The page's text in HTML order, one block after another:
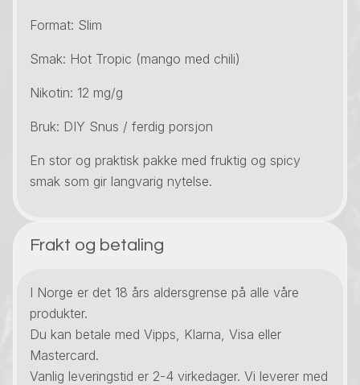
Format: Slim
Smak: Hot Tropic (mango med chili)
Nikotin: 12 mg/g
Bruk: DIY Snus / ferdig porsjon
En stor og praktisk pakke med fruktig og spicy
smak som gir langvarig nytelse.
Frakt og betaling
I Norge er det 18 års aldersgrense på alle våre
produkter.
Du kan betale med Vipps, Klarna, Visa eller
Mastercard.
Vanlig leveringstid er 2-4 virkedager. Vi leverer med